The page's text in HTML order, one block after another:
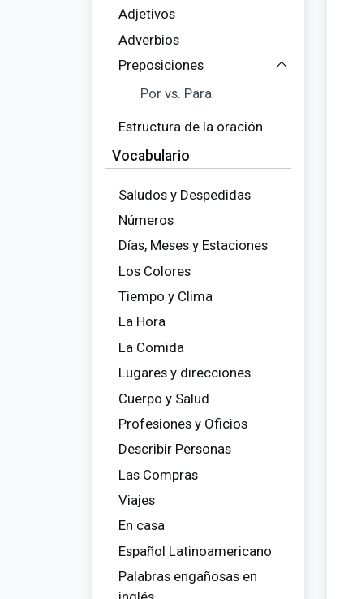
Adjetivos
Adverbios
Preposiciones
Por vs. Para
Estructura de la oración
Vocabulario
Saludos y Despedidas
Números
Días, Meses y Estaciones
Los Colores
Tiempo y Clima
La Hora
La Comida
Lugares y direcciones
Cuerpo y Salud
Profesiones y Oficios
Describir Personas
Las Compras
Viajes
En casa
Español Latinoamericano
Palabras engañosas en